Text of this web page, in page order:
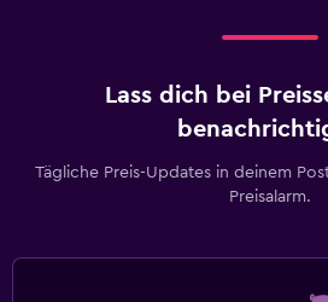
Lass dich bei
Tägliche Preis-Updates in deinem
Preisalarm.